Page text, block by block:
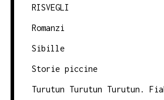
RISVEGLI
Romanzi
Sibille
Storie piccine
Turutun Turutun Turutun.